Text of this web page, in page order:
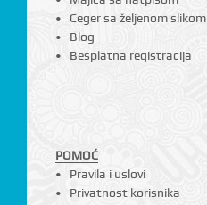
Ceger sa željenom slikom
Blog
Besplatna registracija
POMOĆ
Pravila i uslovi
Privatnost korisnika